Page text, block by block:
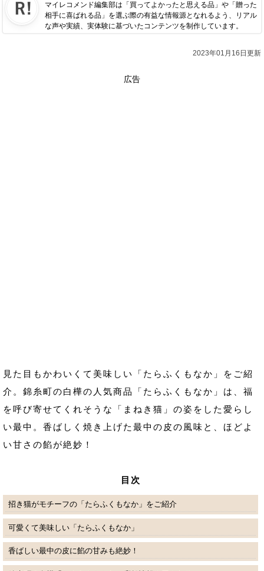
マイレコメンド編集部は「買ってよかったと思える品」や「贈った
相手に喜ばれる品」を選ぶ際の有益な情報源となれるよう、リアル
な声や実績、実体験に基づいたコンテンツを制作しています。
2023年01月16日更新
広告
見た目もかわいくて美味しい「たらふくもなか」をご紹
介。錦糸町の白樺の人気商品「たらふくもなか」は、福
を呼び寄せてくれそうな「まねき猫」の姿をした愛らし
い最中。香ばしく焼き上げた最中の皮の風味と、ほどよ
い甘さの餡が絶妙！
目次
招き猫がモチーフの「たらふくもなか」をご紹介
可愛くて美味しい「たらふくもなか」
香ばしい最中の皮に餡の甘みも絶妙！